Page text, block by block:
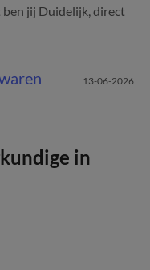
jij Duidelijk, direct
13-06-2026
in